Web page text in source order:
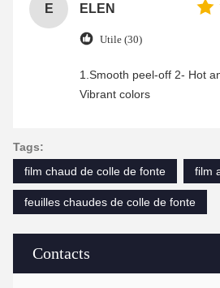
Contacts
E ELEN
Utile (30)
1.Smooth peel-off 2- Hot
Vibrant colors
Tags:
film chaud de colle de fonte
film
feuilles chaudes de colle de fonte